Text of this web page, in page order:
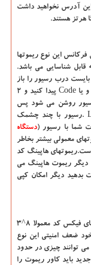
این آدرس نخواهید داشت
این نوع ریموتها
قابل شناسایی می باشد.
درب رسیور را باز
و یا Code
پیدا کنید و ۲
روشن می شود پس
.رسیور با چند چشمک
شما با رسیور (دستگاه
معمولی بیشتر بخاطر
است.ریموتهای هاپینگ کد
دیگر ریموت هاپینگ می
بدهید دیگر امکان کپی
ریموت دیپ سوئیچی تعداد آدرس های ریموت کنترل های فیکس کد معمولا ۸^۳
خود ضعف امنیتی این نوع
توانند چیزی در حدود
باید کاور ریموت را